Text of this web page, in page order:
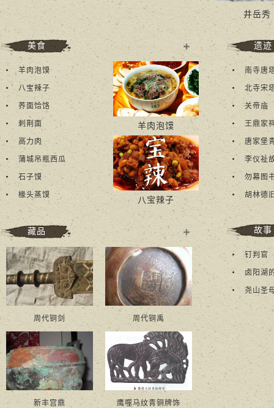
井岳秀
美食
多
+
羊肉泡馍
八宝辣子
荞面饸饹
刺荆面
高力肉
蒲城吊瓶西瓜
石子馍
椽头蒸馍
羊肉泡馍
八宝辣子
藏品
多
+
周代铜剑 周代铜禹
新丰宫鼎 鹰噬马纹青铜牌饰
遗迹
南寺唐
北寺宋
关帝庙
王鼎家
唐家堡
李仪祉
勿幕图
胡林德
故事
钉判官
卤阳湖
尧山圣